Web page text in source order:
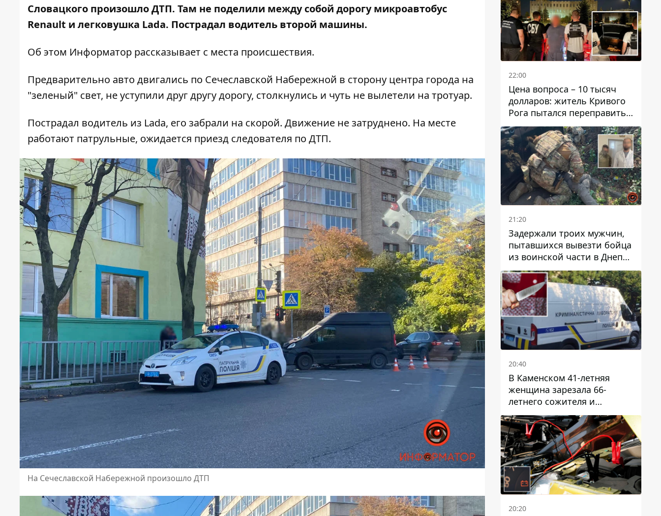
Словацкого произошло ДТП. Там не поделили между собой дорогу микроавтобус
Renault и легковушка Lada. Пострадал водитель второй машины.
Об этом Информатор рассказывает с места происшествия.
Предварительно авто двигались по Сечеславской Набережной в сторону центра города на
"зеленый" свет, не уступили друг другу дорогу, столкнулись и чуть не вылетели на тротуар.
Пострадал водитель из Lada, его забрали на скорой. Движение не затруднено. На месте
работают патрульные, ожидается приезд следователя по ДТП.
На Сечеславской Набережной произошло ДТП
22:00
Цена вопроса – 10 тысяч
долларов: житель Кривого
Рога пытался переправить
мужчину в Словакию
21:20
Задержали троих мужчин,
пытавшихся вывезти бойца
из воинской части в Днепр
за 7 тысяч долларов: среди
них был врач
20:40
В Каменском 41-летняя
женщина зарезала 66-
летнего сожителя и
пыталась обмануть
полицейских
20:20